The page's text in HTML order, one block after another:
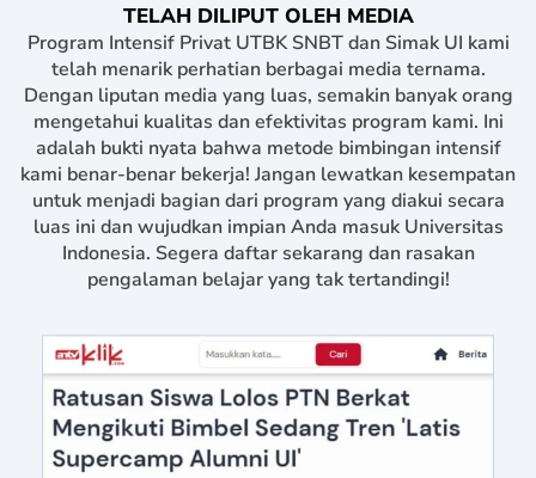
TELAH DILIPUT OLEH MEDIA
Program Intensif Privat UTBK SNBT dan Simak UI kami
telah menarik perhatian berbagai media ternama.
Dengan liputan media yang luas, semakin banyak orang
mengetahui kualitas dan efektivitas program kami. Ini
adalah bukti nyata bahwa metode bimbingan intensif
kami benar-benar bekerja! Jangan lewatkan kesempatan
untuk menjadi bagian dari program yang diakui secara
luas ini dan wujudkan impian Anda masuk Universitas
Indonesia. Segera daftar sekarang dan rasakan
pengalaman belajar yang tak tertandingi!